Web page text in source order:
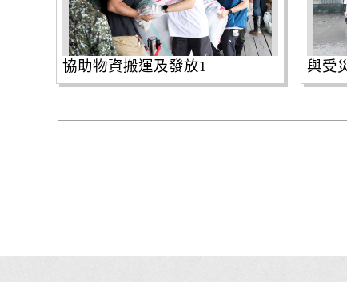
協助物資搬運及發放1 與受